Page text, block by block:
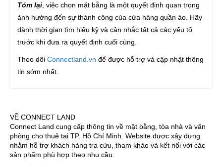
Tóm lại , việc chọn mặt bằng là một quyết định quan trọng
ảnh hưởng đến sự thành công của cửa hàng quần áo. Hãy
dành thời gian tìm hiểu kỹ và cân nhắc tất cả các yếu tố
trước khi đưa ra quyết định cuối cùng.
Theo dõi Connectland.vn để được hỗ trợ và cập nhật thông
tin sớm nhất.
VỀ CONNECT LAND
Connect Land cung cấp thông tin về mặt bằng, tòa nhà và văn
phòng cho thuê tại TP. Hồ Chí Minh. Website được xây dựng
nhằm hỗ trợ khách hàng tra cứu, tham khảo và kết nối với các
sản phẩm phù hợp theo nhu cầu.